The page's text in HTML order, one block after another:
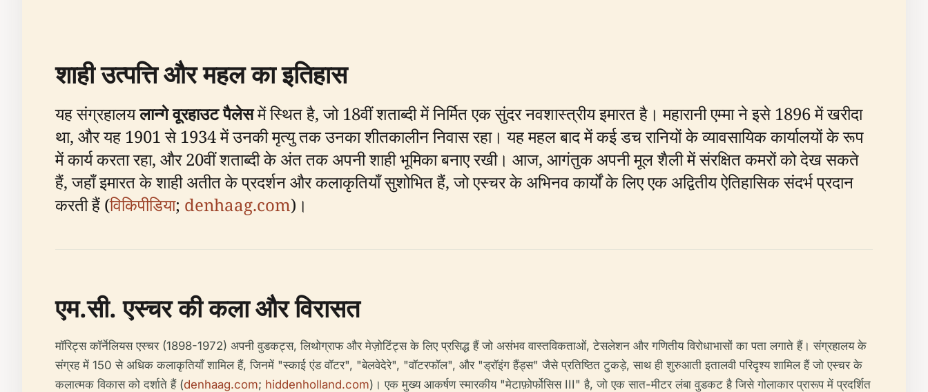
शाही उत्पत्ति और महल का इतिहास
यह संग्रहालयलान्गे वूरहाउट पैलेसमें स्थित है, जो 18वीं शताब्दी में निर्मित एक सुंदर नवशास्त्रीय इमारत है। महारानी एम्मा ने इसे 1896 में खरीदा
था, और यह 1901 से 1934 में उनकी मृत्यु तक उनका शीतकालीन निवास रहा। यह महल बाद में कई डच रानियों के व्यावसायिक कार्यालयों के रूप
में कार्य करता रहा, और 20वीं शताब्दी के अंत तक अपनी शाही भूमिका बनाए रखी। आज, आगंतुक अपनी मूल शैली में संरक्षित कमरों को देख सकते
हैं, जहाँ इमारत के शाही अतीत के प्रदर्शन और कलाकृतियाँ सुशोभित हैं, जो एस्चर के अभिनव कार्यों के लिए एक अद्वितीय ऐतिहासिक संदर्भ प्रदान
करती हैं (विकिपीडिया; denhaag.com)।
एम.सी. एस्चर की कला और विरासत
मॉरिट्स कॉर्नेलियस एस्चर (1898-1972) अपनी वुडकट्स, लिथोग्राफ और मेज़ोटिंट्स के लिए प्रसिद्ध हैं जो असंभव वास्तविकताओं, टेसलेशन और गणितीय विरोधाभासों का पता लगाते हैं। संग्रहालय के
संग्रह में 150 से अधिक कलाकृतियाँ शामिल हैं, जिनमें "स्काई एंड वॉटर", "बेलवेदेरे", "वॉटरफॉल", और "ड्रॉइंग हैंड्स" जैसे प्रतिष्ठित टुकड़े, साथ ही शुरुआती इतालवी परिदृश्य शामिल हैं जो एस्चर के
कलात्मक विकास को दर्शाते हैं (denhaag.com; hiddenholland.com)। एक मुख्य आकर्षण स्मारकीय "मेटाफ़ोर्फोसिस III" है, जो एक सात-मीटर लंबा वुडकट है जिसे गोलाकार प्रारूप में प्रदर्शित